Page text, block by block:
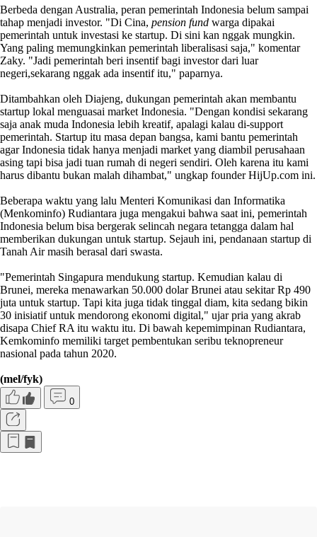
Berbeda dengan Australia, peran pemerintah Indonesia belum sampai
tahap menjadi investor. "Di Cina, pension fund warga dipakai
pemerintah untuk investasi ke startup. Di sini kan nggak mungkin.
Yang paling memungkinkan pemerintah liberalisasi saja," komentar
Zaky. "Jadi pemerintah beri insentif bagi investor dari luar
negeri,sekarang nggak ada insentif itu," paparnya.
Ditambahkan oleh Diajeng, dukungan pemerintah akan membantu
startup lokal menguasai market Indonesia. "Dengan kondisi sekarang
saja anak muda Indonesia lebih kreatif, apalagi kalau di-support
pemerintah. Startup itu masa depan bangsa, kami bantu pemerintah
agar Indonesia tidak hanya menjadi market yang diambil perusahaan
asing tapi bisa jadi tuan rumah di negeri sendiri. Oleh karena itu kami
harus dibantu bukan malah dihambat," ungkap founder HijUp.com ini.
Beberapa waktu yang lalu Menteri Komunikasi dan Informatika
(Menkominfo) Rudiantara juga mengakui bahwa saat ini, pemerintah
Indonesia belum bisa bergerak selincah negara tetangga dalam hal
memberikan dukungan untuk startup. Sejauh ini, pendanaan startup di
Tanah Air masih berasal dari swasta.
"Pemerintah Singapura mendukung startup. Kemudian kalau di
Brunei, mereka menawarkan 50.000 dolar Brunei atau sekitar Rp 490
juta untuk startup. Tapi kita juga tidak tinggal diam, kita sedang bikin
30 inisiatif untuk mendorong ekonomi digital," ujar pria yang akrab
disapa Chief RA itu waktu itu. Di bawah kepemimpinan Rudiantara,
Kemkominfo memiliki target pembentukan seribu teknopreneur
nasional pada tahun 2020.
(mel/fyk)
0